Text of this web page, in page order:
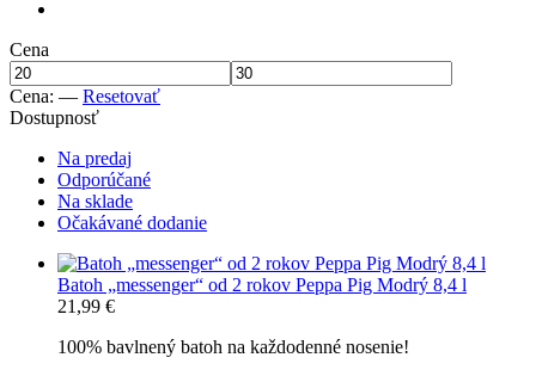
Cena
Cena: — Resetovať
Dostupnosť
Na predaj
Odporúčané
Na sklade
Očakávané dodanie
Batoh „messenger“ od 2 rokov Peppa Pig Modrý 8,4 l
21,99 €
100% bavlnený batoh na každodenné nosenie!